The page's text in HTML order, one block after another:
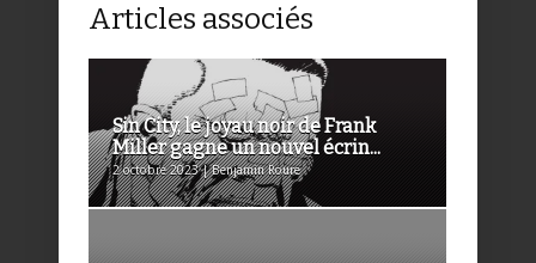
Articles associés
Sin City, le joyau noir de Frank
Miller gagne un nouvel écrin...
2 octobre 2023 | Benjamin Roure